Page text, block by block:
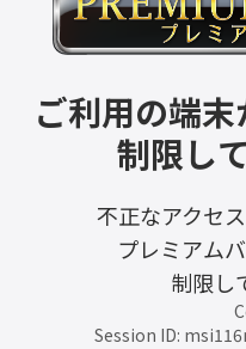
ご利用の端
制限し
不正なアクセ
プレミアム
制限し
Session ID: